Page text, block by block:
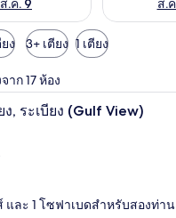
.ค. 9
ส.
ง 3+ เตียง 1 เตียง
าก 17 ห้อง
ตู้นิรภัยในห้อ
, ระเบียง (Gulf View)
และ 1 โซฟาเบดสำหรับสองท่าน